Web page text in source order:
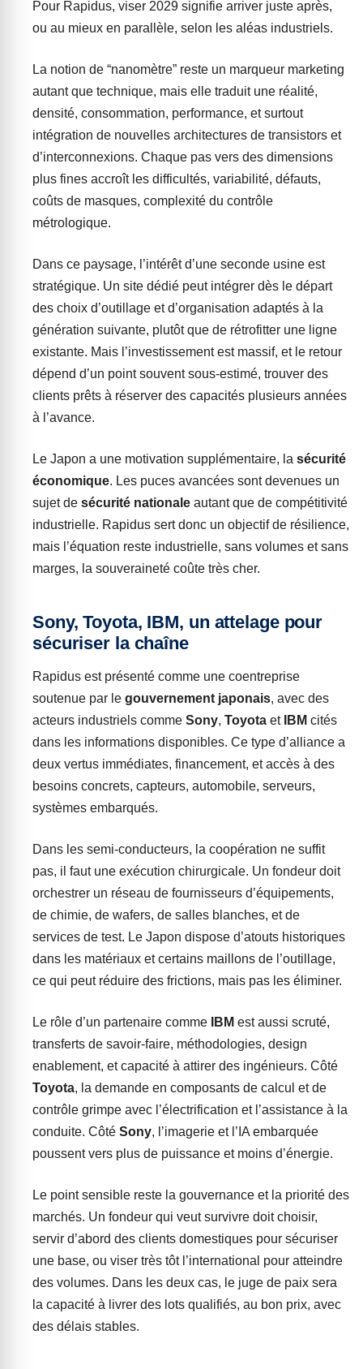
Pour Rapidus, viser 2029 signifie arriver juste après,
ou au mieux en parallèle, selon les aléas industriels.
La notion de “nanomètre” reste un marqueur marketing
autant que technique, mais elle traduit une réalité,
densité, consommation, performance, et surtout
intégration de nouvelles architectures de transistors et
d’interconnexions. Chaque pas vers des dimensions
plus fines accroît les difficultés, variabilité, défauts,
coûts de masques, complexité du contrôle
métrologique.
Dans ce paysage, l’intérêt d’une seconde usine est
stratégique. Un site dédié peut intégrer dès le départ
des choix d’outillage et d’organisation adaptés à la
génération suivante, plutôt que de rétrofitter une ligne
existante. Mais l’investissement est massif, et le retour
dépend d’un point souvent sous-estimé, trouver des
clients prêts à réserver des capacités plusieurs années
à l’avance.
Le Japon a une motivation supplémentaire, la sécurité
économique. Les puces avancées sont devenues un
sujet de sécurité nationale autant que de compétitivité
industrielle. Rapidus sert donc un objectif de résilience,
mais l’équation reste industrielle, sans volumes et sans
marges, la souveraineté coûte très cher.
Sony, Toyota, IBM, un attelage pour
sécuriser la chaîne
Rapidus est présenté comme une coentreprise
soutenue par le gouvernement japonais, avec des
acteurs industriels comme Sony, Toyota et IBM cités
dans les informations disponibles. Ce type d’alliance a
deux vertus immédiates, financement, et accès à des
besoins concrets, capteurs, automobile, serveurs,
systèmes embarqués.
Dans les semi-conducteurs, la coopération ne suffit
pas, il faut une exécution chirurgicale. Un fondeur doit
orchestrer un réseau de fournisseurs d’équipements,
de chimie, de wafers, de salles blanches, et de
services de test. Le Japon dispose d’atouts historiques
dans les matériaux et certains maillons de l’outillage,
ce qui peut réduire des frictions, mais pas les éliminer.
Le rôle d’un partenaire comme IBM est aussi scruté,
transferts de savoir-faire, méthodologies, design
enablement, et capacité à attirer des ingénieurs. Côté
Toyota, la demande en composants de calcul et de
contrôle grimpe avec l’électrification et l’assistance à la
conduite. Côté Sony, l’imagerie et l’IA embarquée
poussent vers plus de puissance et moins d’énergie.
Le point sensible reste la gouvernance et la priorité des
marchés. Un fondeur qui veut survivre doit choisir,
servir d’abord des clients domestiques pour sécuriser
une base, ou viser très tôt l’international pour atteindre
des volumes. Dans les deux cas, le juge de paix sera
la capacité à livrer des lots qualifiés, au bon prix, avec
des délais stables.